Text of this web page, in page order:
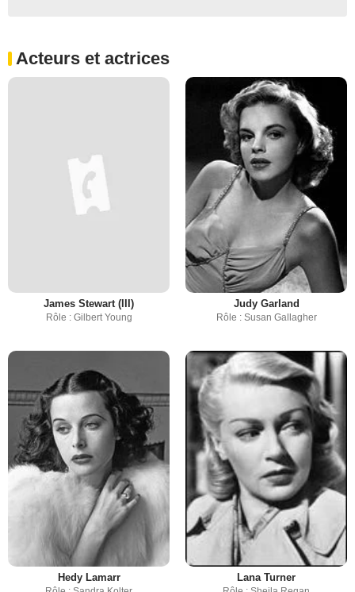
Acteurs et actrices
James Stewart (III)
Rôle : Gilbert Young
Judy Garland
Rôle : Susan Gallagher
Hedy Lamarr Lana Turner